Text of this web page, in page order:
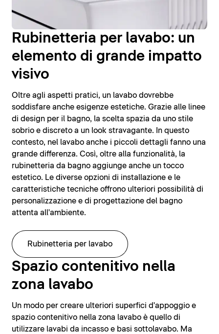
Rubinetteria per lavabo: un
elemento di grande impatto
visivo
Oltre agli aspetti pratici, un lavabo dovrebbe
soddisfare anche esigenze estetiche. Grazie alle linee
di design per il bagno, la scelta spazia da uno stile
sobrio e discreto a un look stravagante. In questo
contesto, nel lavabo anche i piccoli dettagli fanno una
grande differenza. Così, oltre alla funzionalità, la
rubinetteria da bagno aggiunge anche un tocco
estetico. Le diverse opzioni di installazione e le
caratteristiche tecniche offrono ulteriori possibilità di
personalizzazione e di progettazione del bagno
attenta all'ambiente.
Rubinetteria per lavabo
Spazio contenitivo nella
zona lavabo
Un modo per creare ulteriori superfici d'appoggio e
spazio contenitivo nella zona lavabo è quello di
utilizzare lavabi da incasso e basi sottolavabo. Ma